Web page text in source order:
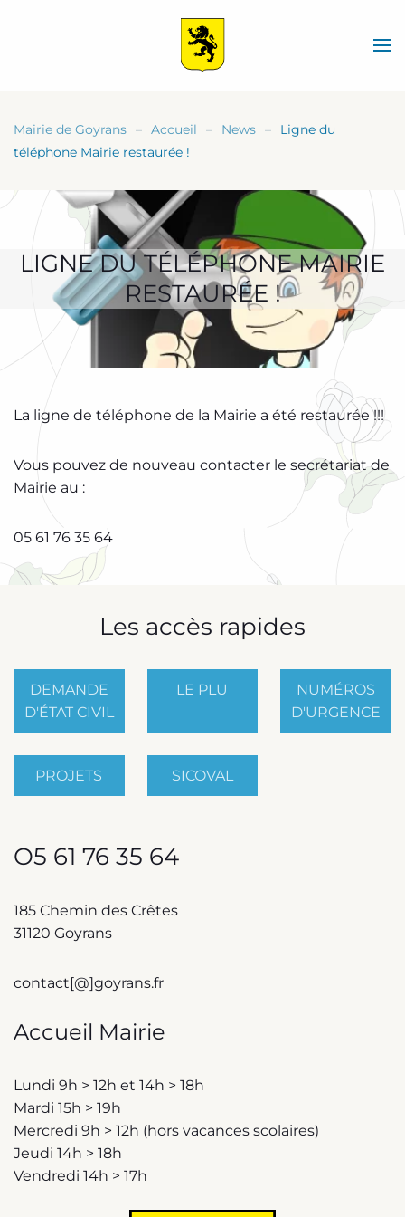
Mairie de Goyrans Accueil News
Ligne du
téléphone Mairie restaurée !
LIGNE DU TÉLÉPHONE MAIRIE
RESTAURÉE !
La ligne de téléphone de la Mairie a été restaurée !!!
Vous pouvez de nouveau contacter le secrétariat de
Mairie au :
05 61 76 35 64
Les accès rapides
DEMANDE
D'ÉTAT CIVIL
LE PLU
NUMÉROS
D'URGENCE
PROJETS SICOVAL
O5 61 76 35 64
185 Chemin des Crêtes
31120 Goyrans
contact[@]goyrans.fr
Accueil Mairie
Lundi 9h > 12h et 14h > 18h
Mardi 15h > 19h
Mercredi 9h > 12h (hors vacances scolaires)
Jeudi 14h > 18h
Vendredi 14h > 17h